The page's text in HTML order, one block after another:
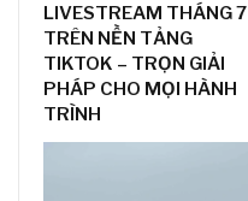
LIVESTREAM THÁNG 7
TRÊN NỀN TẢNG
TIKTOK – TRỌN GIẢI
PHÁP CHO MỌI HÀNH
TRÌNH